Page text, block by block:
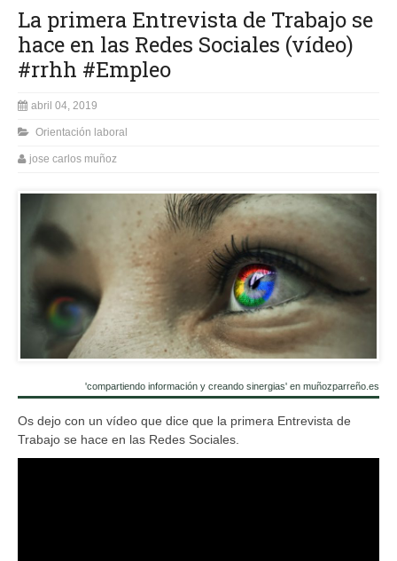
La primera Entrevista de Trabajo se
hace en las Redes Sociales (vídeo)
#rrhh #Empleo
abril 04, 2019
Orientación laboral
jose carlos muñoz
'compartiendo información y creando sinergias' en muñozparreño.es
Os dejo con un vídeo que dice que la primera Entrevista de
Trabajo se hace en las Redes Sociales.